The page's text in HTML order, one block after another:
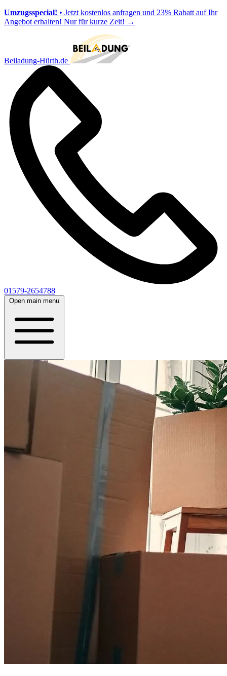
Umzugsspecial! • Jetzt kostenlos anfragen und 23% Rabatt auf Ihr
Angebot erhalten! Nur für kurze Zeit! →
Beiladung-Hürth.de
01579-2654788
Open main menu